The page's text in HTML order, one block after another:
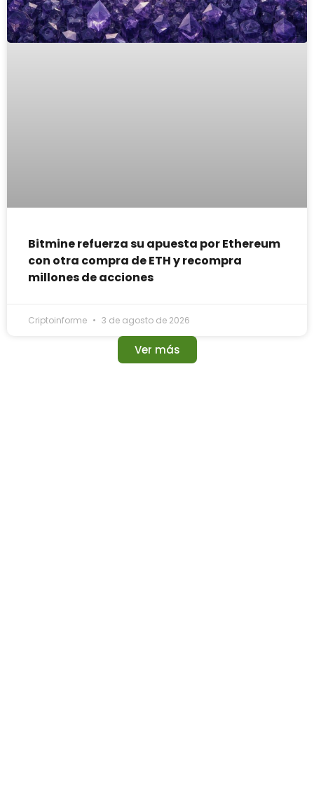
Bitmine refuerza su apuesta por Ethereum
con otra compra de ETH y recompra
millones de acciones
Criptoinforme 3 de agosto de 2026
Ver más